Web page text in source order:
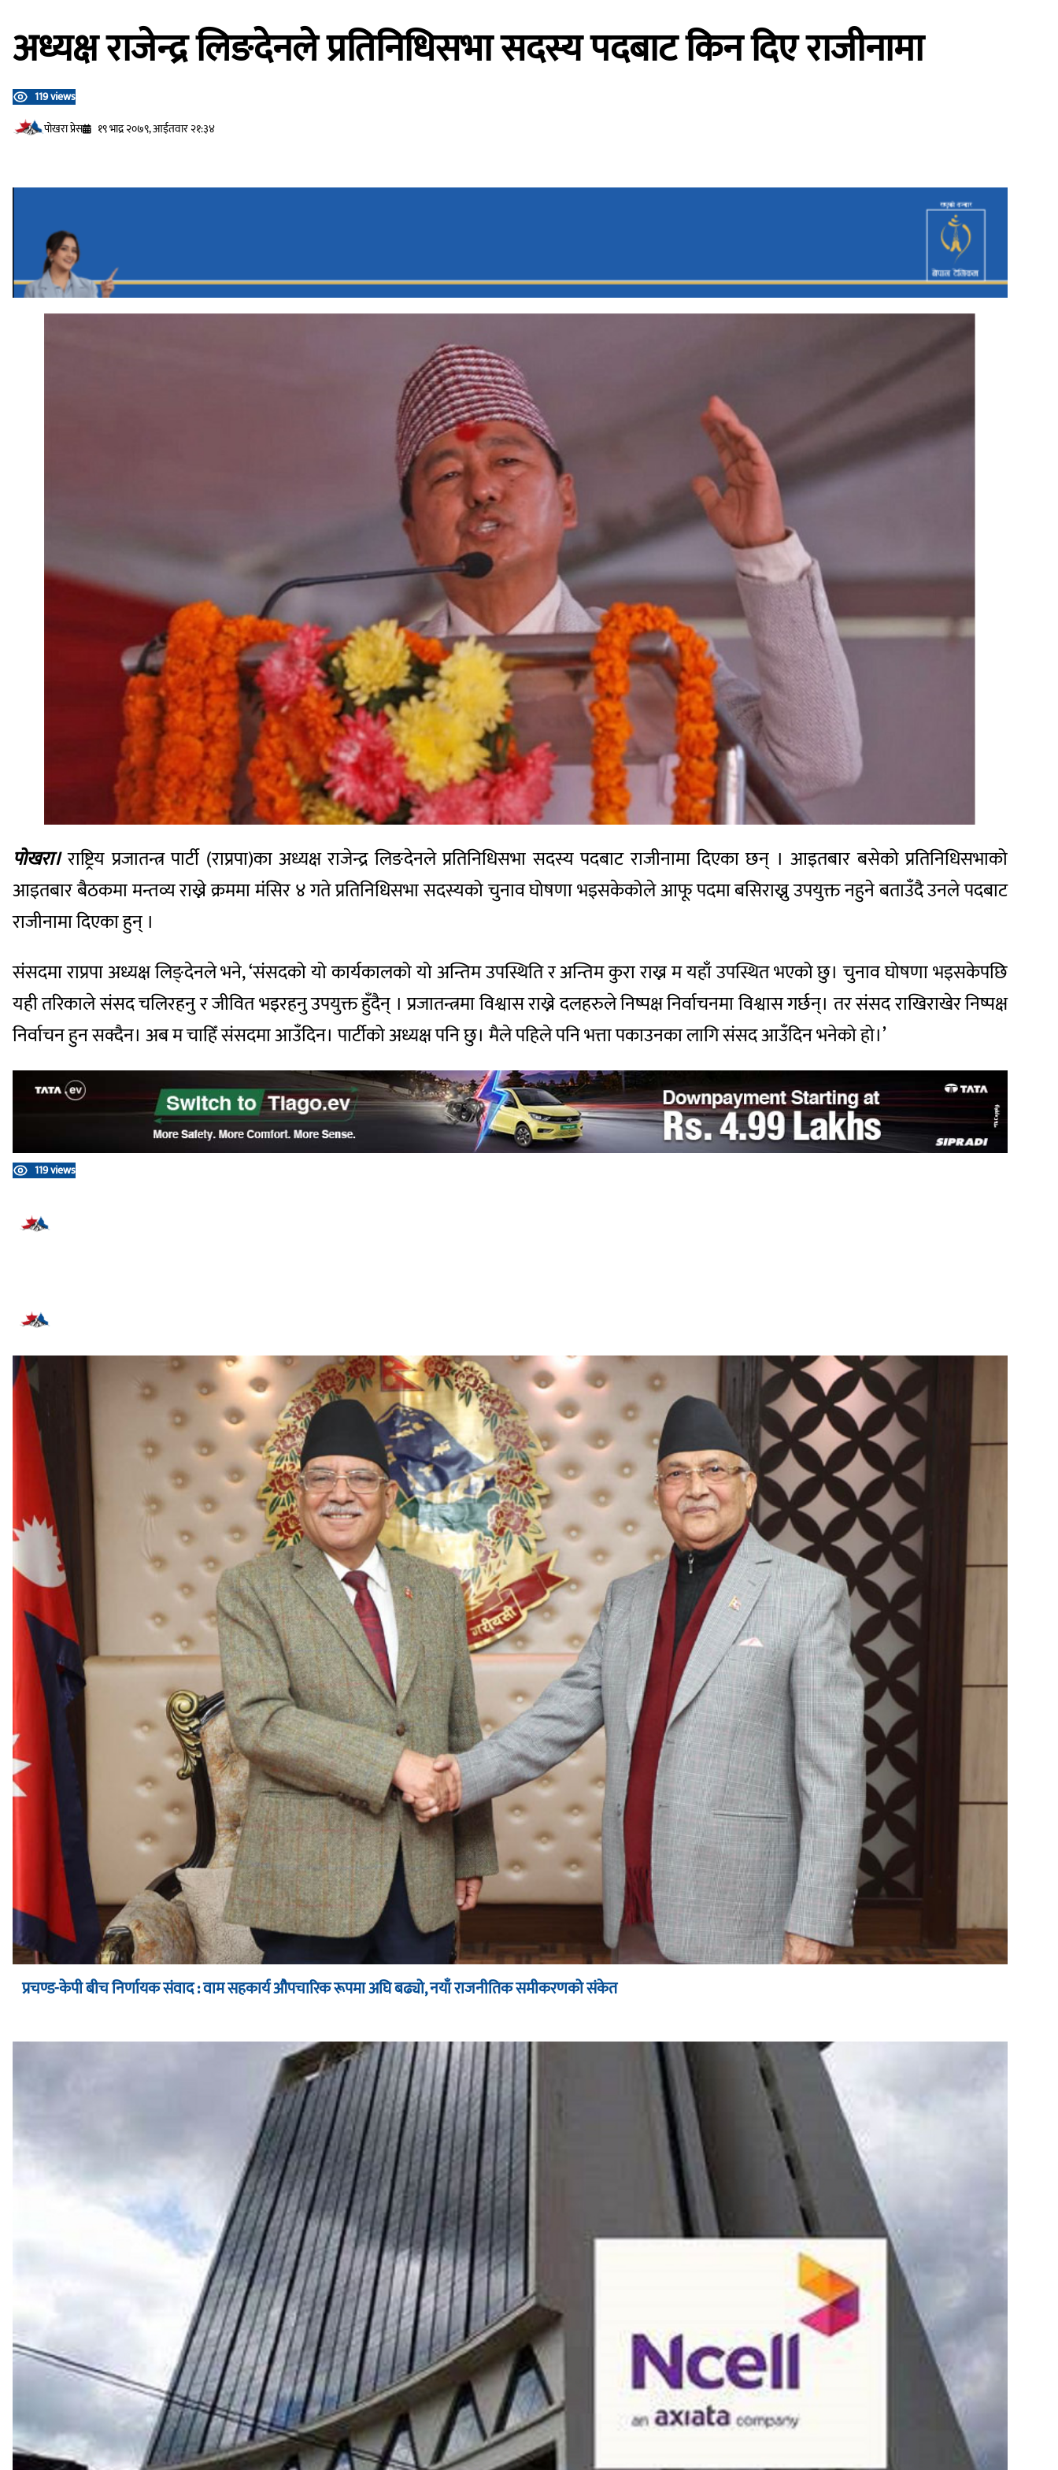
अध्यक्ष राजेन्द्र लिङदेनले प्रतिनिधिसभा सदस्य पदबाट किन दिए राजीनामा
119 views
प‍ोखरा प्रेस
१९ भाद्र २०७९, आईतवार २१:३४
पोखरा।राष्ट्रिय प्रजातन्त्र पार्टी (राप्रपा)का अध्यक्ष राजेन्द्र लिङदेनले प्रतिनिधिसभा सदस्य पदबाट राजीनामा दिएका छन् । आइतबार बसेको प्रतिनिधिसभाको
आइतबार बैठकमा मन्तव्य राख्ने क्रममा मंसिर ४ गते प्रतिनिधिसभा सदस्यको चुनाव घोषणा भइसकेकोले आफू पदमा बसिराख्नु उपयुक्त नहुने बताउँदै उनले पदबाट
राजीनामा दिएका हुन् ।
संसदमा राप्रपा अध्यक्ष लिङ्देनले भने, ‘संसदको यो कार्यकालको यो अन्तिम उपस्थिति र अन्तिम कुरा राख्न म यहाँ उपस्थित भएको छु। चुनाव घोषणा भइसकेपछि
यही तरिकाले संसद चलिरहनु र जीवित भइरहनु उपयुक्त हुँदैन् । प्रजातन्त्रमा विश्वास राख्ने दलहरुले निष्पक्ष निर्वाचनमा विश्वास गर्छन्। तर संसद राखिराखेर निष्पक्ष
निर्वाचन हुन सक्दैन। अब म चाहिँ संसदमा आउँदिन। पार्टीको अध्यक्ष पनि छु। मैले पहिले पनि भत्ता पकाउनका लागि संसद आउँदिन भनेको हो।’
119 views
प्रचण्ड-केपी बीच निर्णायक संवाद : वाम सहकार्य औपचारिक रूपमा अघि बढ्यो, नयाँ राजनीतिक समीकरणको संकेत